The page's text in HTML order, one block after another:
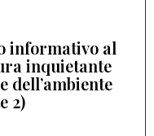
informativo al
inquietante
dell’ambiente
2)